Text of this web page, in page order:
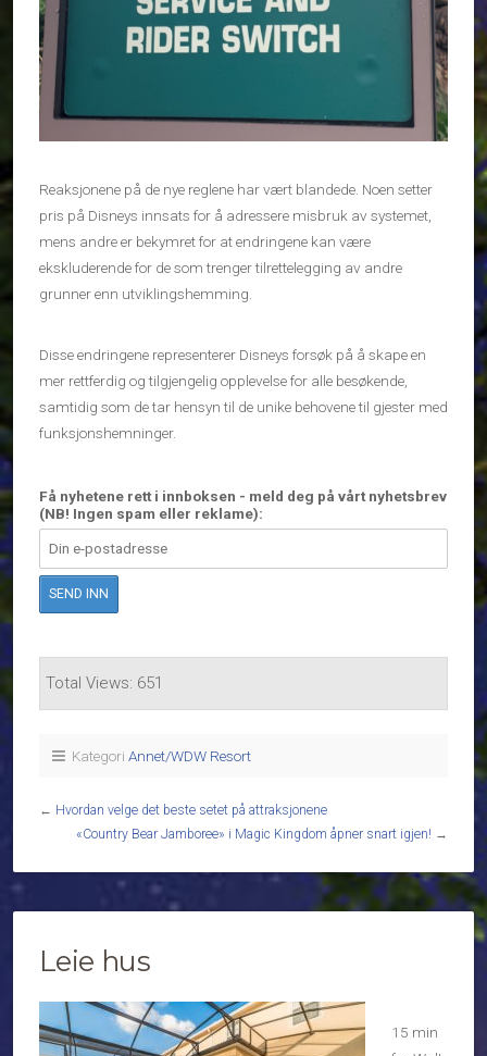
Reaksjonene på de nye reglene har vært blandede. Noen setter
pris på Disneys innsats for å adressere misbruk av systemet,
mens andre er bekymret for at endringene kan være
ekskluderende for de som trenger tilrettelegging av andre
grunner enn utviklingshemming.
Disse endringene representerer Disneys forsøk på å skape en
mer rettferdig og tilgjengelig opplevelse for alle besøkende,
samtidig som de tar hensyn til de unike behovene til gjester med
funksjonshemninger.
Få nyhetene rett i innboksen - meld deg på vårt nyhetsbrev
(NB! Ingen spam eller reklame):
Total Views: 651
Kategori Annet/WDW Resort
← Hvordan velge det beste setet på attraksjonene
«Country Bear Jamboree» i Magic Kingdom åpner snart igjen! →
Leie hus
15 min